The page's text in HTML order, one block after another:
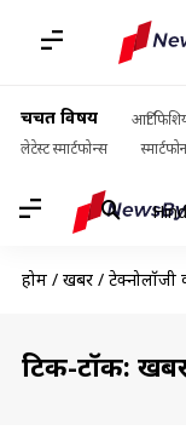
चर्चित विषय
लेटेस्ट स्मार्टफोन्स
होम / खबरें / टेक्नोलॉजी
टिक-टॉक: